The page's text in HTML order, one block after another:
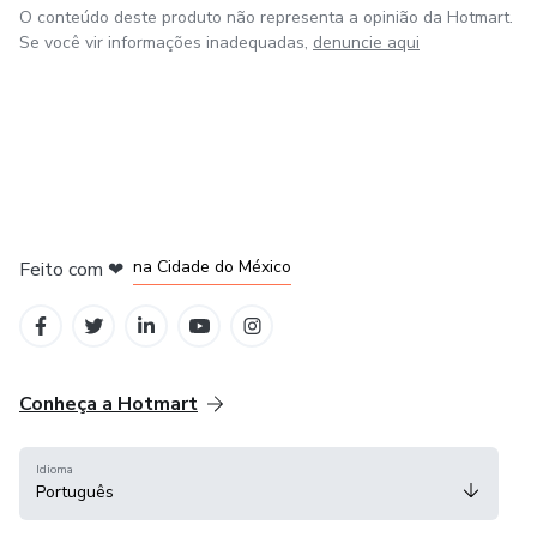
O conteúdo deste produto não representa a opinião da Hotmart.
Se você vir informações inadequadas, denuncie aqui
Feito com ❤ na Cidade do México
Conheça a Hotmart
Idioma
Português